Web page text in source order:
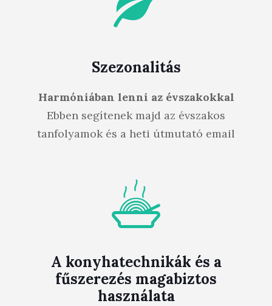
Szezonalitás
Harmóniában lenni az évszakokkal
Ebben segítenek majd az évszakos
tanfolyamok és a heti útmutató email
A konyhatechnikák és a
fűszerezés magabiztos
használata